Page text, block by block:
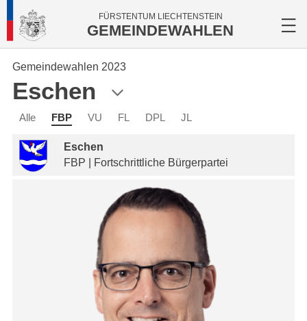
FÜRSTENTUM LIECHTENSTEIN
GEMEINDEWAHLEN
Gemeindewahlen 2023
Eschen
Alle FBP VU FL DPL JL
Eschen
FBP | Fortschrittliche Bürgerpartei